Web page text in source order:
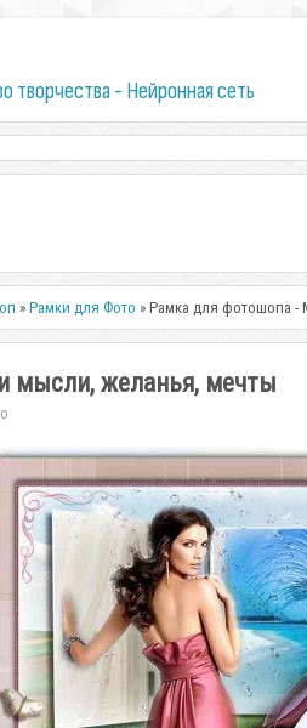
творчества - Нейронная сеть
»Рамки для Фото » Рамка для фотошопа
мысли, желанья, мечты